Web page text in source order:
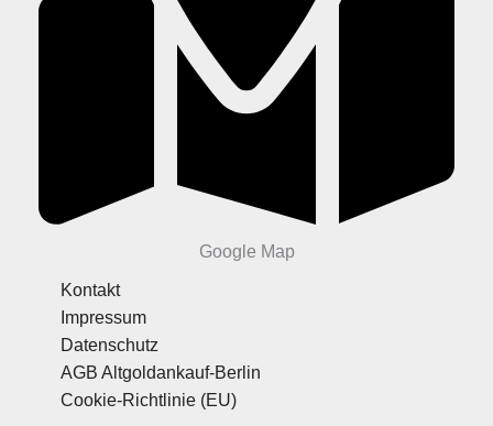
Google Map
Kontakt
Impressum
Datenschutz
AGB Altgoldankauf-Berlin
Cookie-Richtlinie (EU)